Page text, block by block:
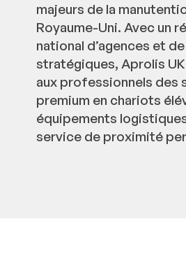
majeurs de la
Royaume-Uni. Avec un
national d’agences et
stratégiques, Aprolis
aux professionnels des
premium en chariots
équipements
service de proximité